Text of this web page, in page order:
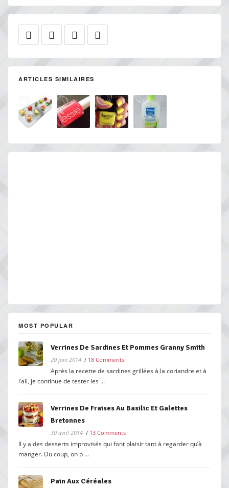
ARTICLES SIMILAIRES
MOST POPULAR
Verrines De Sardines Et Pommes Granny Smith
20 juin 2014 / 18 Comments
Après la recette de sardines grillées à la coriandre et à
l’ail, je continue de tester les ...
Verrines De Fraises Au Basilic Et Galettes
Bretonnes
30 avril 2014 / 13 Comments
Il y a des desserts improvisés qui font plaisir tant à regarder qu’à
manger. Du coup, on p ...
Pain Aux Céréales